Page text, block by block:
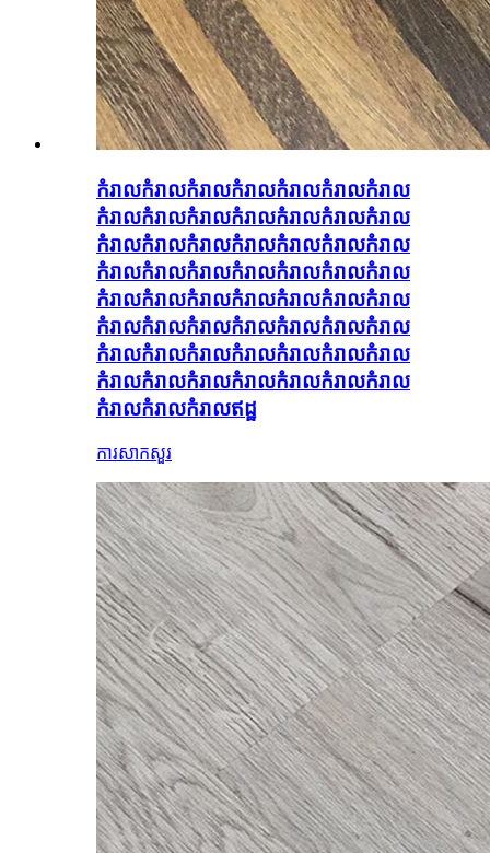
កំរាលកំរាលកំរាលកំរាលកំរាលកំរាលកំរាល
កំរាលកំរាលកំរាលកំរាលកំរាលកំរាលកំរាល
កំរាលកំរាលកំរាលកំរាលកំរាលកំរាលកំរាល
កំរាលកំរាលកំរាលកំរាលកំរាលកំរាលកំរាល
កំរាលកំរាលកំរាលកំរាលកំរាលកំរាលកំរាល
កំរាលកំរាលកំរាលកំរាលកំរាលកំរាលកំរាល
កំរាលកំរាលកំរាលកំរាលកំរាលកំរាលកំរាល
កំរាលកំរាលកំរាលកំរាលកំរាលកំរាលកំរាល
កំរាលកំរាលកំរាលឥដ្ឋ
ការសាកសួរ